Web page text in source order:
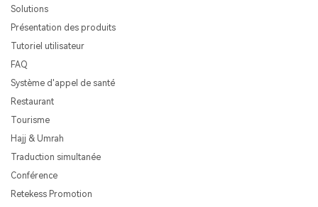
Solutions
Présentation des produits
Tutoriel utilisateur
FAQ
Système d'appel de santé
Restaurant
Tourisme
Hajj & Umrah
Traduction simultanée
Conférence
Retekess Promotion